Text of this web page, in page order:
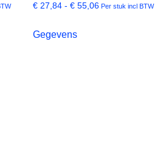
€ 27,84 - € 55,06 Per stuk incl BTW
Gegevens